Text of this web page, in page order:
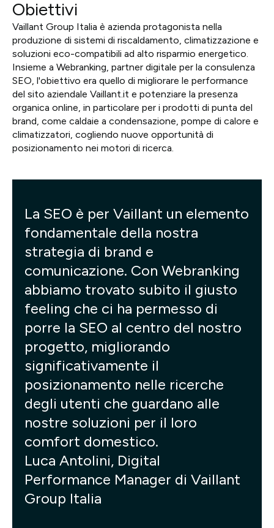
Obiettivi
Vaillant Group Italia è azienda protagonista nella
produzione di sistemi di riscaldamento, climatizzazione e
soluzioni eco-compatibili ad alto risparmio energetico.
Insieme a Webranking, partner digitale per la consulenza
SEO, l'obiettivo era quello di migliorare le performance
del sito aziendale Vaillant.it e potenziare la presenza
organica online, in particolare per i prodotti di punta del
brand, come caldaie a condensazione, pompe di calore e
climatizzatori, cogliendo nuove opportunità di
posizionamento nei motori di ricerca.
La SEO è per Vaillant un elemento
fondamentale della nostra
strategia di brand e
comunicazione. Con Webranking
abbiamo trovato subito il giusto
feeling che ci ha permesso di
porre la SEO al centro del nostro
progetto, migliorando
significativamente il
posizionamento nelle ricerche
degli utenti che guardano alle
nostre soluzioni per il loro
comfort domestico.
Luca Antolini, Digital
Performance Manager di Vaillant
Group Italia